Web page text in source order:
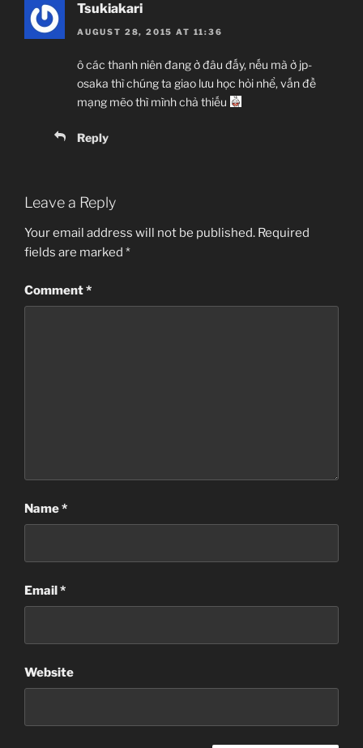
Tsukiakari
AUGUST 28, 2015 AT 11:36
ô các thanh niên đang ở đâu đấy, nếu mà ở jp-
osaka thì chúng ta giao lưu học hỏi nhể, vấn đề
mạng mẽo thì mình chả thiếu
Reply
Leave a Reply
Your email address will not be published. Required
fields are marked *
Comment*
Name*
Email*
Website